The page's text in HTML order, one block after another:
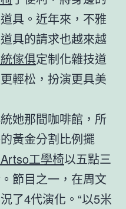
具。近年來，不雅
具的請求也越來越
傢俱定制化雜技道
輕松，扮演更具美
她那間咖啡館，所
黃金分割比例擺
工學椅以五點三
節目之一，在周文
了4代演化。“以5米